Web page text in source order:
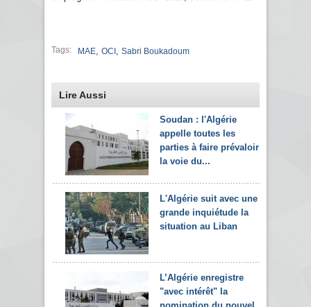
Tags: MAE OCI Sabri Boukadoum
Lire Aussi
Soudan : l'Algérie
appelle toutes les
parties à faire prévaloir
la voie du...
L'Algérie suit avec une
grande inquiétude la
situation au Liban
L’Algérie enregistre
"avec intérêt" la